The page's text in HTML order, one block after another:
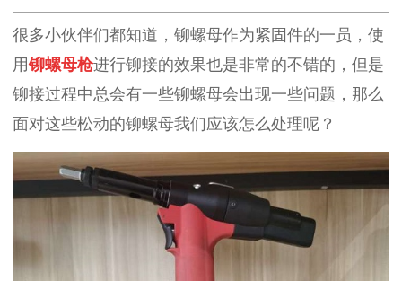
很多小伙伴们都知道，铆螺母作为紧固件的一员，使
用铆螺母枪进行铆接的效果也是非常的不错的，但是
铆接过程中总会有一些铆螺母会出现一些问题，那么
面对这些松动的铆螺母我们应该怎么处理呢？